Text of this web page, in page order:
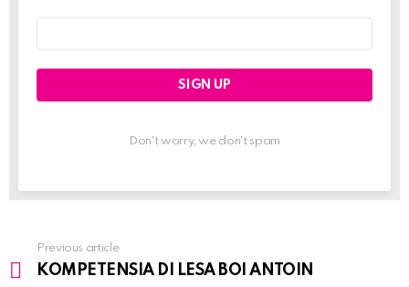
Don't worry, we don't spam
See
more
Previous article
KOMPETENSIA DI LESA BOI ANTOIN